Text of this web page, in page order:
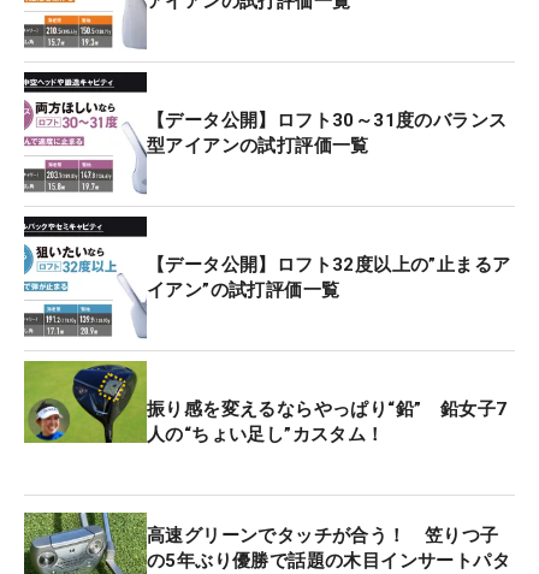
【データ公開】ロフト30～31度のバランス
型アイアンの試打評価一覧
【データ公開】ロフト32度以上の”止まるア
イアン”の試打評価一覧
振り感を変えるならやっぱり“鉛” 鉛女子7
人の“ちょい足し”カスタム！
高速グリーンでタッチが合う！ 笠りつ子
の5年ぶり優勝で話題の木目インサートパタ